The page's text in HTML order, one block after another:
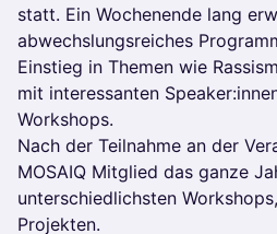
statt. Ein Wochenende lang
abwechslungsreiches
Einstieg in Themen wie
mit interessanten
Workshops.
Nach der Teilnahme an der
MOSAIQ Mitglied das ganze
unterschiedlichsten
Projekten.